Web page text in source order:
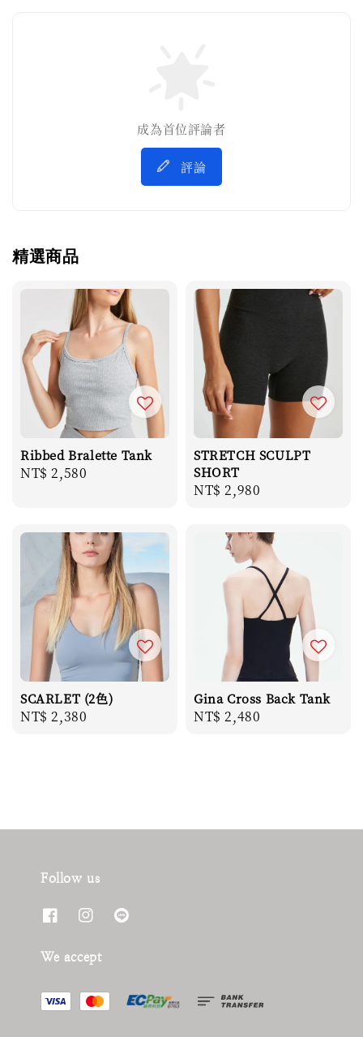
成為首位評論者
評論
精選商品
Ribbed Bralette Tank
Regular
NT$ 2,580
STRETCH SCULPT
SHORT
Regular
NT$ 2,980
SCARLET (2色)
Regular
NT$ 2,380
Gina Cross Back Tank
Regular
NT$ 2,480
Follow us
We accept